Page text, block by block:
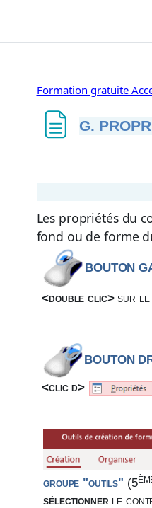
Formation gratuite
G.
Les propriétés du
fond ou de forme
BOUTON
<double clic>sur le
BOUTON
<clic d>
groupe "outils" (5
sélectionner le